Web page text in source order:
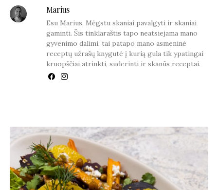
Marius
Esu Marius. Mėgstu skaniai pavalgyti ir skaniai
gaminti. Šis tinklaraštis tapo neatsiejama mano
gyvenimo dalimi, tai patapo mano asmeninė
receptų užrašų knygutė į kurią gula tik ypatingai
kruopščiai atrinkti, suderinti ir skanūs receptai.